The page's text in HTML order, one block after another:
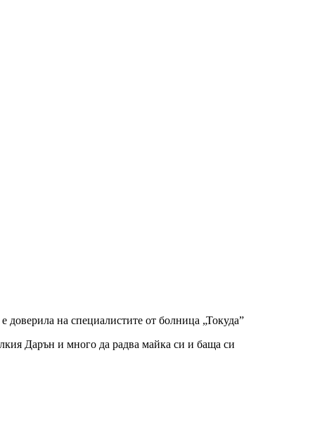
доверила на специалистите от болница „Токуда”
Дарън и много да радва майка си и баща си